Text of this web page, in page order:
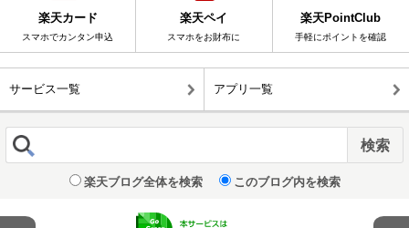
楽天カード
スマホでカンタン申込
楽天ペイ
スマホをお財布に
楽天PointClub
手軽にポイントを確認
サービス一覧 アプリ一覧
楽天ブログ全体を検索 このブログ内を検索